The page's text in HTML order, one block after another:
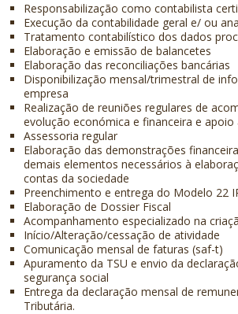
Responsabilização como contabilista
Execução da contabilidade geral e/ ou
Tratamento contabilístico dos dados
Elaboração e emissão de balancetes
Elaboração das reconciliações bancárias
Disponibilização mensal/trimestral de
empresa
Realização de reuniões regulares de
evolução económica e financeira e apoio
Assessoria regular
Elaboração das demonstrações
demais elementos necessários à
contas da sociedade
Preenchimento e entrega do Modelo 22
Elaboração de Dossier Fiscal
Acompanhamento especializado na
Início/Alteração/cessação de atividade
Comunicação mensal de faturas (saf-t)
Apuramento da TSU e envio da
segurança social
Entrega da declaração mensal de
Tributária.